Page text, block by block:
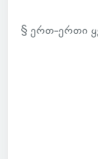
§ ერთ-ერთი